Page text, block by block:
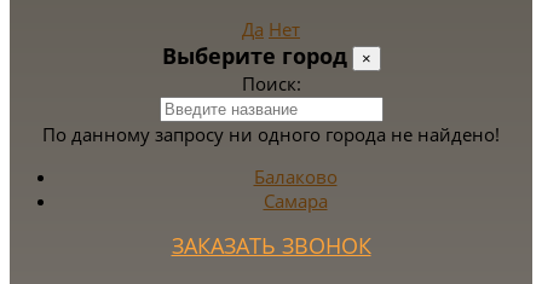
Да Нет
Выберите город ×
Поиск:
По данному запросу ни одного города не найдено!
Балаково
Самара
ЗАКАЗАТЬ ЗВОНОК